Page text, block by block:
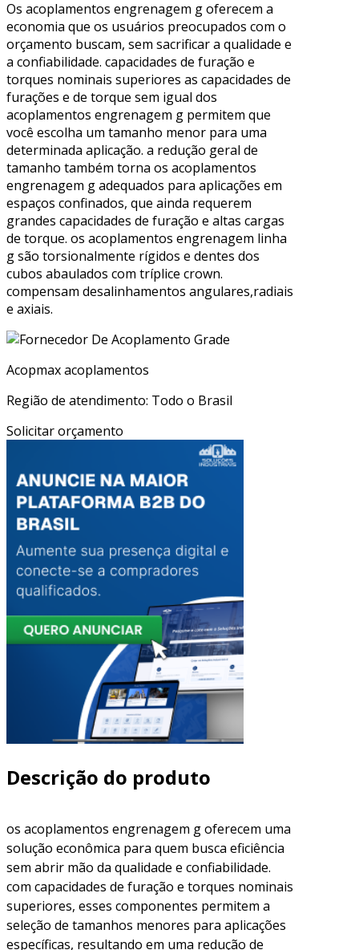
Os acoplamentos engrenagem g oferecem a
economia que os usuários preocupados com o
orçamento buscam, sem sacrificar a qualidade e
a confiabilidade. capacidades de furação e
torques nominais superiores as capacidades de
furações e de torque sem igual dos
acoplamentos engrenagem g permitem que
você escolha um tamanho menor para uma
determinada aplicação. a redução geral de
tamanho também torna os acoplamentos
engrenagem g adequados para aplicações em
espaços confinados, que ainda requerem
grandes capacidades de furação e altas cargas
de torque. os acoplamentos engrenagem linha
g são torsionalmente rígidos e dentes dos
cubos abaulados com tríplice crown.
compensam desalinhamentos angulares,radiais
e axiais.
Acopmax acoplamentos
Região de atendimento: Todo o Brasil
Solicitar orçamento
Descrição do produto
os acoplamentos engrenagem g oferecem uma
solução econômica para quem busca eficiência
sem abrir mão da qualidade e confiabilidade.
com capacidades de furação e torques nominais
superiores, esses componentes permitem a
seleção de tamanhos menores para aplicações
específicas, resultando em uma redução de